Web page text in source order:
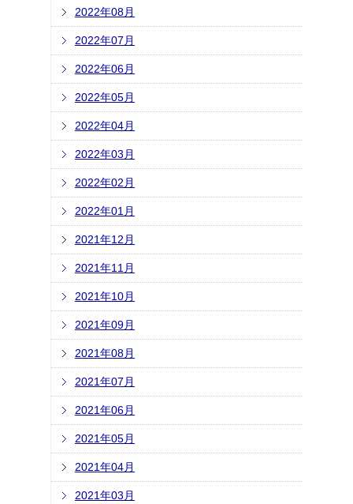
2022年08月
2022年07月
2022年06月
2022年05月
2022年04月
2022年03月
2022年02月
2022年01月
2021年12月
2021年11月
2021年10月
2021年09月
2021年08月
2021年07月
2021年06月
2021年05月
2021年04月
2021年03月